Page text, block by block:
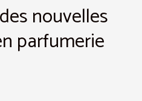
nouvelles
parfumerie